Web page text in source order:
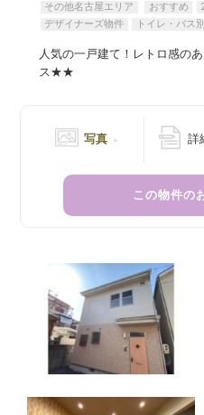
その他名古屋エリア
おすすめ
デザイナーズ物件
トイレ・バス別
人気の一戸建て！レトロ感の
ス★★
写真 詳
この物件の